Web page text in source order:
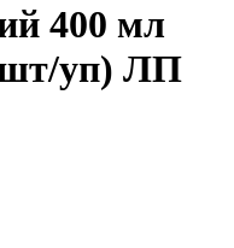
400 мл
шт/уп) ЛП